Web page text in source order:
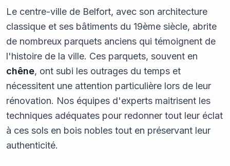
Le centre-ville de Belfort, avec son architecture
classique et ses bâtiments du 19ème siècle, abrite
de nombreux parquets anciens qui témoignent de
l'histoire de la ville. Ces parquets, souvent en
chêne, ont subi les outrages du temps et
nécessitent une attention particulière lors de leur
rénovation. Nos équipes d'experts maitrisent les
techniques adéquates pour redonner tout leur éclat
à ces sols en bois nobles tout en préservant leur
authenticité.